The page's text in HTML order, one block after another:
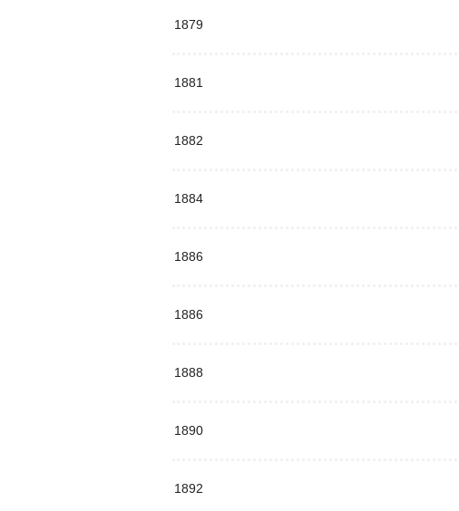
1879
1881
1882
1884
1886
1886
1888
1890
1892